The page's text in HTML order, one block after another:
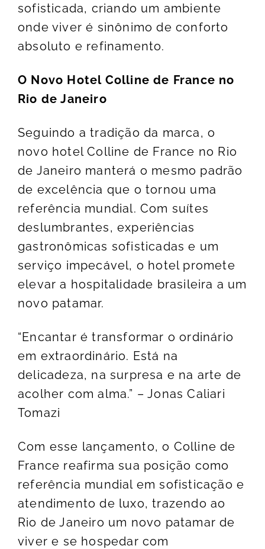
sofisticada, criando um ambiente
onde viver é sinônimo de conforto
absoluto e refinamento.
O Novo Hotel Colline de France no
Rio de Janeiro
Seguindo a tradição da marca, o
novo hotel Colline de France no Rio
de Janeiro manterá o mesmo padrão
de excelência que o tornou uma
referência mundial. Com suítes
deslumbrantes, experiências
gastronômicas sofisticadas e um
serviço impecável, o hotel promete
elevar a hospitalidade brasileira a um
novo patamar.
“Encantar é transformar o ordinário
em extraordinário. Está na
delicadeza, na surpresa e na arte de
acolher com alma.” – Jonas Caliari
Tomazi
Com esse lançamento, o Colline de
France reafirma sua posição como
referência mundial em sofisticação e
atendimento de luxo, trazendo ao
Rio de Janeiro um novo patamar de
viver e se hospedar com